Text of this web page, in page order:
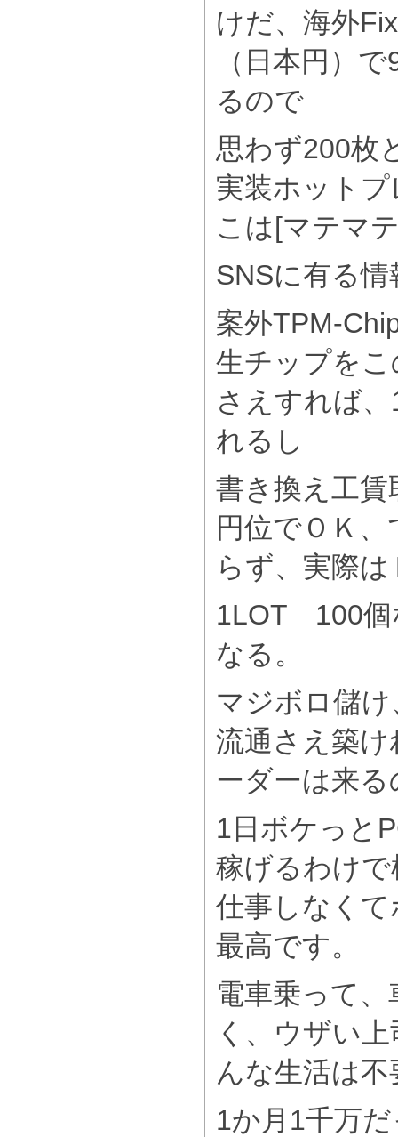
けだ、海外
（日本円）
るので
思わず200枚
実装ホット
こは[マテマ
SNSに有る
案外TPM-
生チップを
さえすれば
れるし
書き換え工
円位でＯＫ
らず、実際
1LOT 100個
なる。
マジボロ儲
流通さえ築
ーダーは来る
1日ボケっと
稼げるわけ
仕事しなく
最高です。
電車乗って
く、ウザい
んな生活は不
1か月1千万